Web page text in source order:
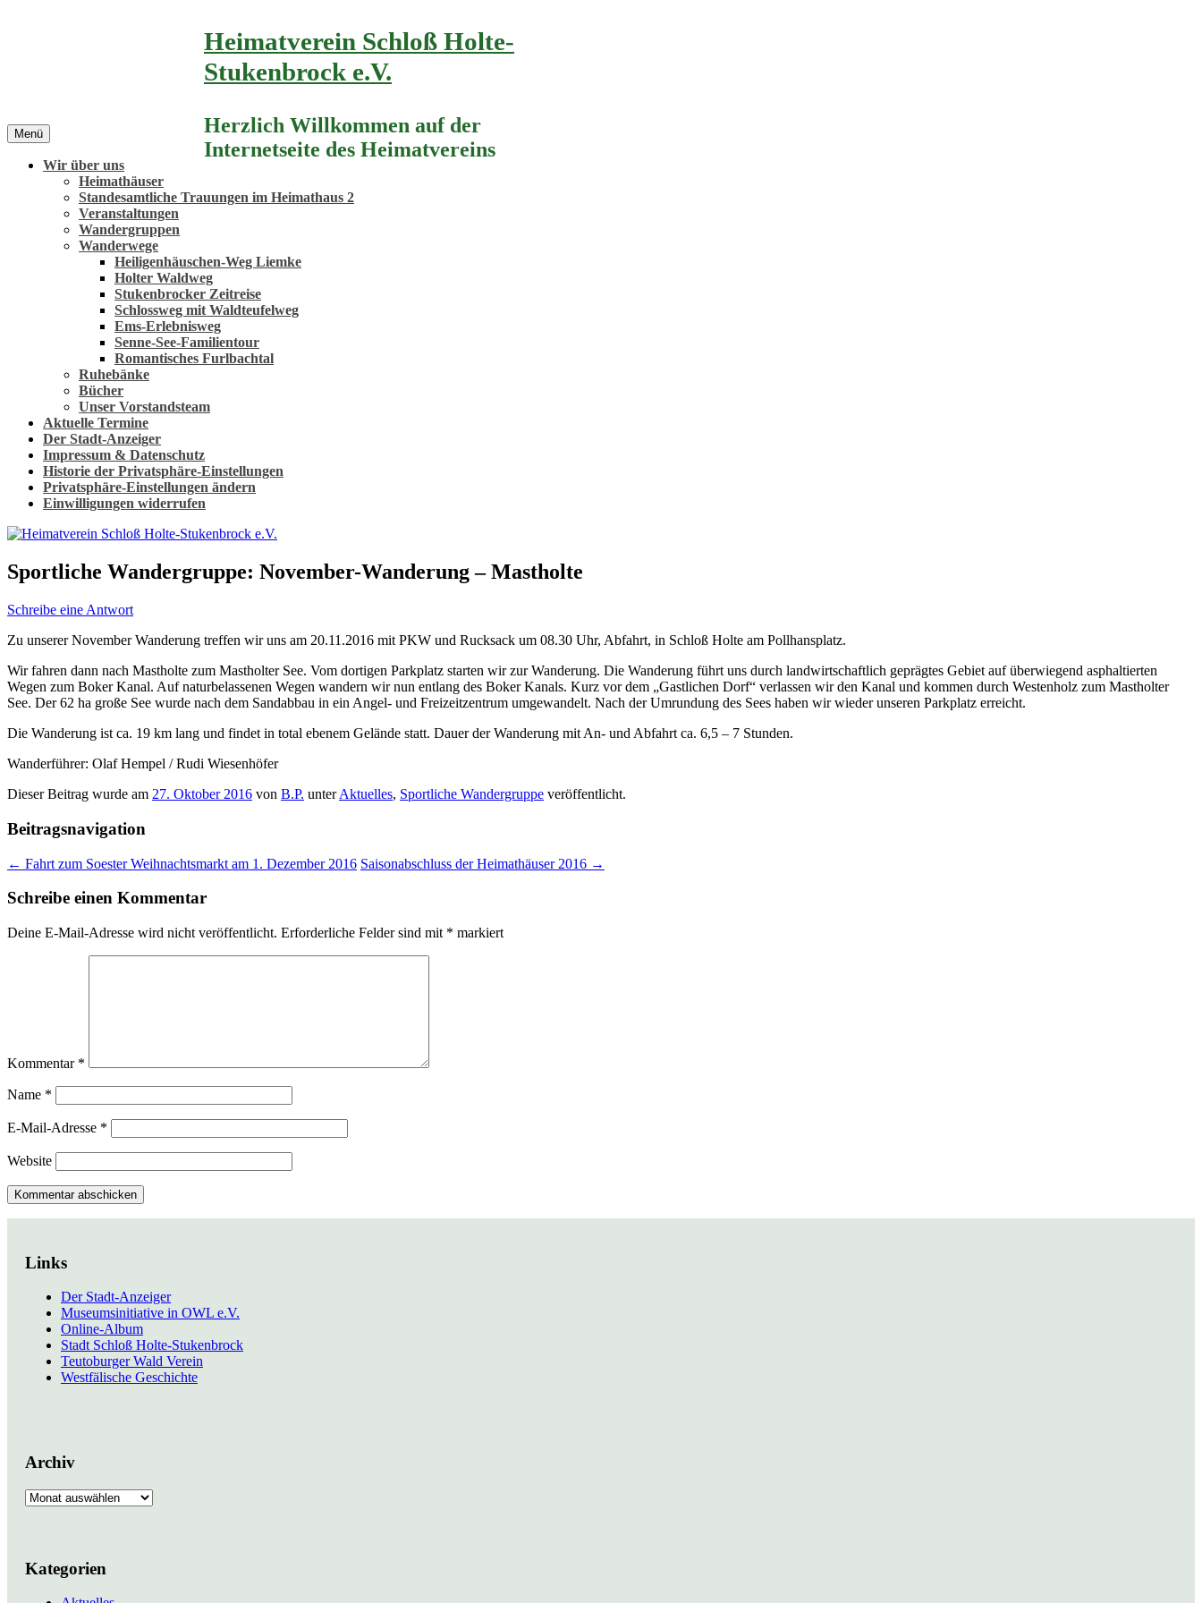
Heimatverein Schloß Holte-
Stukenbrock e.V.
Herzlich Willkommen auf der
Internetseite des Heimatvereins
Menü
Wir über uns
Heimathäuser
Standesamtliche Trauungen im Heimathaus 2
Veranstaltungen
Wandergruppen
Wanderwege
Heiligenhäuschen-Weg Liemke
Holter Waldweg
Stukenbrocker Zeitreise
Schlossweg mit Waldteufelweg
Ems-Erlebnisweg
Senne-See-Familientour
Romantisches Furlbachtal
Ruhebänke
Bücher
Unser Vorstandsteam
Aktuelle Termine
Der Stadt-Anzeiger
Impressum & Datenschutz
Historie der Privatsphäre-Einstellungen
Privatsphäre-Einstellungen ändern
Einwilligungen widerrufen
Sportliche Wandergruppe: November-Wanderung – Mastholte
Schreibe eine Antwort
Zu unserer November Wanderung treffen wir uns am 20.11.2016 mit PKW und Rucksack um 08.30 Uhr, Abfahrt, in Schloß Holte am Pollhansplatz.
Wir fahren dann nach Mastholte zum Mastholter See. Vom dortigen Parkplatz starten wir zur Wanderung. Die Wanderung führt uns durch landwirtschaftlich geprägtes Gebiet auf überwiegend asphaltierten
Wegen zum Boker Kanal. Auf naturbelassenen Wegen wandern wir nun entlang des Boker Kanals. Kurz vor dem „Gastlichen Dorf“ verlassen wir den Kanal und kommen durch Westenholz zum Mastholter
See. Der 62 ha große See wurde nach dem Sandabbau in ein Angel- und Freizeitzentrum umgewandelt. Nach der Umrundung des Sees haben wir wieder unseren Parkplatz erreicht.
Die Wanderung ist ca. 19 km lang und findet in total ebenem Gelände statt. Dauer der Wanderung mit An- und Abfahrt ca. 6,5 – 7 Stunden.
Wanderführer: Olaf Hempel / Rudi Wiesenhöfer
Dieser Beitrag wurde am 27. Oktober 2016 von B.P. unterAktuelles, Sportliche Wandergruppe veröffentlicht.
Beitragsnavigation
← Fahrt zum Soester Weihnachtsmarkt am 1. Dezember 2016 Saisonabschluss der Heimathäuser 2016 →
Schreibe einen Kommentar
Deine E-Mail-Adresse wird nicht veröffentlicht. Erforderliche Felder sind mit * markiert
Kommentar *
Name *
E-Mail-Adresse *
Website
Links
Der Stadt-Anzeiger
Museumsinitiative in OWL e.V.
Online-Album
Stadt Schloß Holte-Stukenbrock
Teutoburger Wald Verein
Westfälische Geschichte
Archiv
Archiv
Kategorien